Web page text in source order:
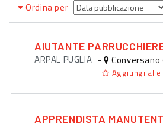
Ordina per
AIUTANTE
ARPAL PUGLIA - Conversano
Aggiungi